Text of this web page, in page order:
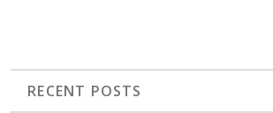
RECENT POSTS